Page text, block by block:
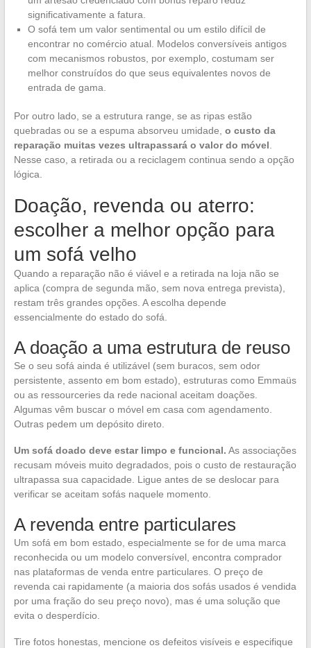
significativamente a fatura.
O sofá tem um valor sentimental ou um estilo difícil de
encontrar no comércio atual. Modelos conversíveis antigos
com mecanismos robustos, por exemplo, costumam ser
melhor construídos do que seus equivalentes novos de
entrada de gama.
Por outro lado, se a estrutura range, se as ripas estão
quebradas ou se a espuma absorveu umidade, o custo da
reparação muitas vezes ultrapassará o valor do móvel
Nesse caso, a retirada ou a reciclagem continua sendo a opção
lógica.
Doação, revenda ou aterro:
escolher a melhor opção para
um sofá velho
Quando a reparação não é viável e a retirada na loja não se
aplica (compra de segunda mão, sem nova entrega prevista),
restam três grandes opções. A escolha depende
essencialmente do estado do sofá.
A doação a uma estrutura de reuso
Se o seu sofá ainda é utilizável (sem buracos, sem odor
persistente, assento em bom estado), estruturas como Emmaüs
ou as ressourceries da rede nacional aceitam doações.
Algumas vêm buscar o móvel em casa com agendamento.
Outras pedem um depósito direto.
Um sofá doado deve estar limpo e funcional. As associações
recusam móveis muito degradados, pois o custo de restauração
ultrapassa sua capacidade. Ligue antes de se deslocar para
verificar se aceitam sofás naquele momento.
A revenda entre particulares
Um sofá em bom estado, especialmente se for de uma marca
reconhecida ou um modelo conversível, encontra comprador
nas plataformas de venda entre particulares. O preço de
revenda cai rapidamente (a maioria dos sofás usados é vendida
por uma fração do seu preço novo), mas é uma solução que
evita o desperdício.
Tire fotos honestas, mencione os defeitos visíveis e especifique